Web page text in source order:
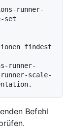
set
runner-
scale-
Befehl